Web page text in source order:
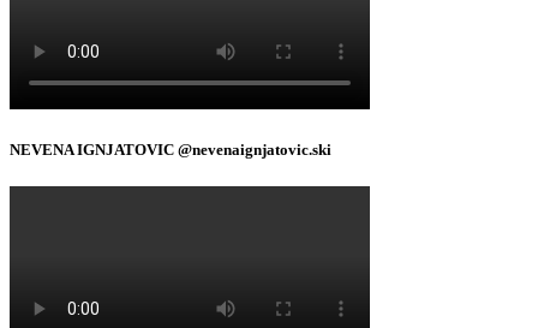
NEVENA IGNJATOVIC @nevenaignjatovic.ski